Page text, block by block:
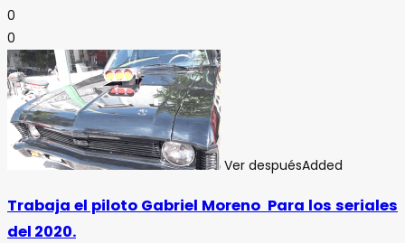
0
0
Ver despuésAdded
Trabaja el piloto Gabriel Moreno Para los seriales
del 2020.